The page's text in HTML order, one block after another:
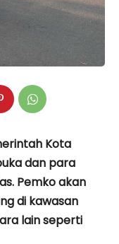
Kota
dan para
Pemko akan
di kawasan
lain seperti